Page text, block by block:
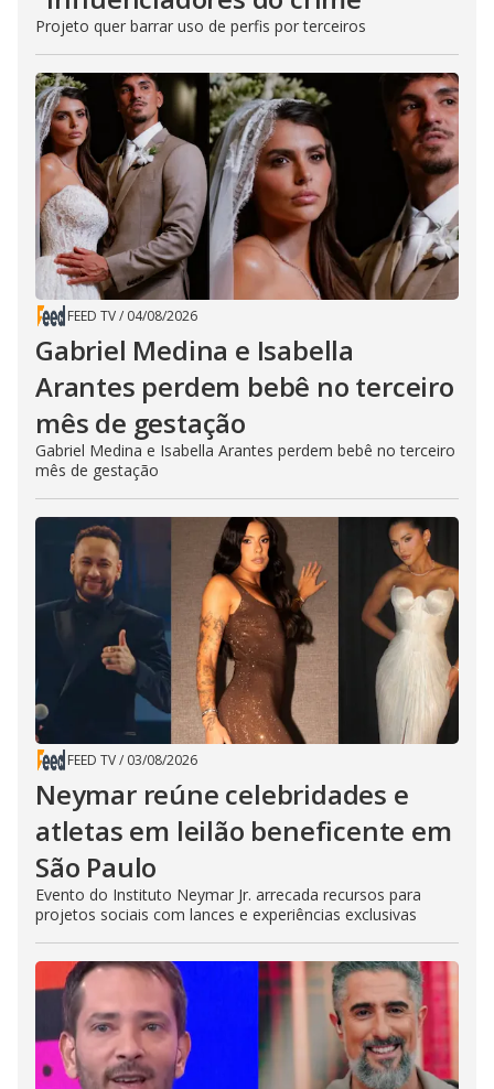
Projeto quer barrar uso de perfis por terceiros
FEED TV/ 04/08/2026
Gabriel Medina e Isabella
Arantes perdem bebê no terceiro
mês de gestação
Gabriel Medina e Isabella Arantes perdem bebê no terceiro
mês de gestação
FEED TV/ 03/08/2026
Neymar reúne celebridades e
atletas em leilão beneficente em
São Paulo
Evento do Instituto Neymar Jr. arrecada recursos para
projetos sociais com lances e experiências exclusivas